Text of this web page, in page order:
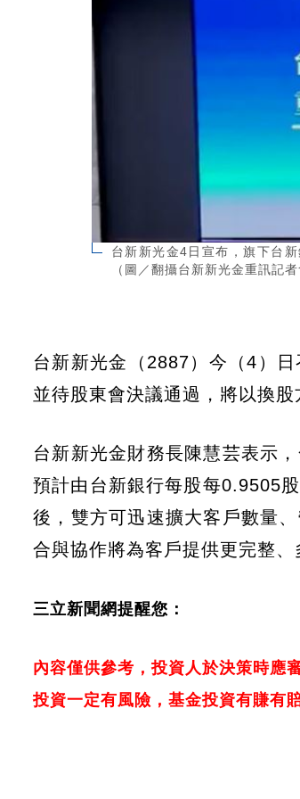
台新新光金4日宣布，旗下台
（圖／翻攝台新新光金重訊記者
台新新光金（2887）今（4）
並待股東會決議通過，將以換
台新新光金財務長陳慧芸表示
預計由台新銀行每股每0.9505
後，雙方可迅速擴大客戶數量
合與協作將為客戶提供更完整
三立新聞網提醒您：
內容僅供參考，投資人於決策時應
投資一定有風險，基金投資有賺有